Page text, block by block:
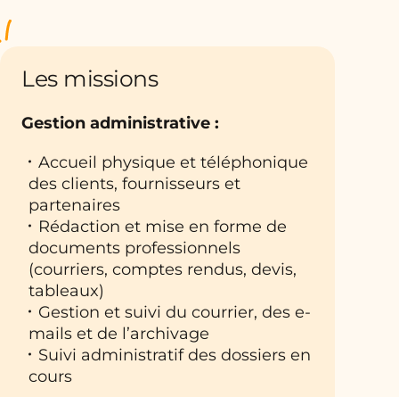
Les missions
Gestion administrative :
Accueil physique et téléphonique
des clients, fournisseurs et
partenaires
Rédaction et mise en forme de
documents professionnels
(courriers, comptes rendus, devis,
tableaux)
Gestion et suivi du courrier, des e-
mails et de l’archivage
Suivi administratif des dossiers en
cours